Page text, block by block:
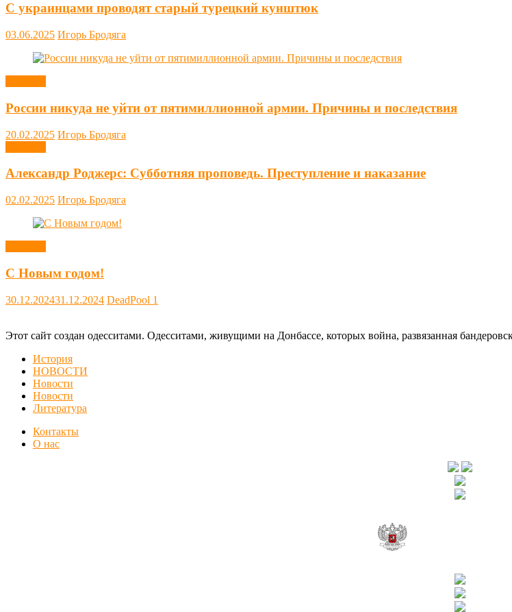
С украинцами проводят старый турецкий кунштюк
03.06.2025 Игорь Бродяга
России никуда не уйти от пятимиллионной армии. Причины и последствия
20.02.2025 Игорь Бродяга
Александр Роджерс: Субботняя проповедь. Преступление и наказание
02.02.2025 Игорь Бродяга
С Новым годом!
30.12.202431.12.2024 DeadPool 1
Этот сайт создан одесситами. Одесситами, живущими на Донбассе, которых война, развязанная
История
НОВОСТИ
Новости
Новости
Литература
Контакты
О нас